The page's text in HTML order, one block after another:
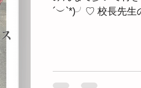
´︶`*)╯♡ 校長先生